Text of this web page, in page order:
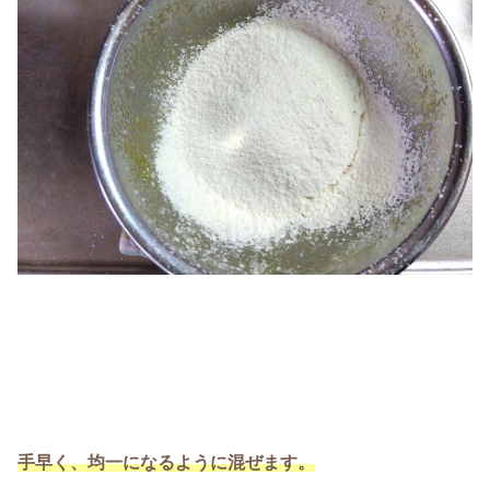
手早く、均一になるように混ぜます。